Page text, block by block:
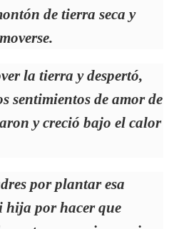
de tierra seca y
la tierra y despertó,
sentimientos de amor de
y creció bajo el calor
por plantar esa
hija por hacer que